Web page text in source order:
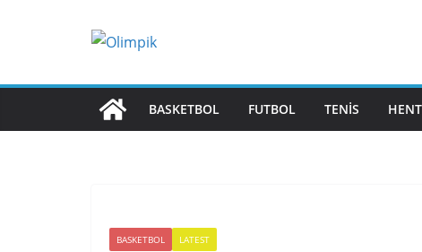
BASKETBOL FUTBOL TENIS
BASKETBOL LATEST